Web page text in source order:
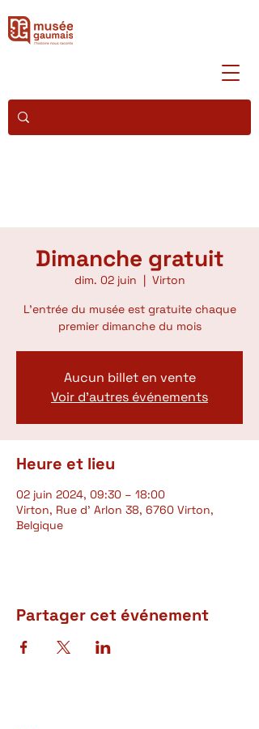
Dimanche gratuit
dim. 02 juin
  |
Virton
L'entrée du musée est gratuite chaque
premier dimanche du mois
Aucun billet en vente
Voir d'autres événements
Heure et lieu
02 juin 2024, 09:30 – 18:00
Virton, Rue d' Arlon 38, 6760 Virton,
Belgique
Partager cet événement